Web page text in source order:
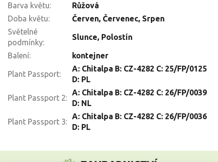
Barva květu:
Růžová
Doba květu: Červen, Červenec, Srpen
Světelné
podmínky:
Slunce, Polostín
Balení: kontejner
Plant Passport:
A: Chitalpa B: CZ-4282 C: 25/FP/0125
D: PL
Plant Passport 2:
A: Chitalpa B: CZ-4282 C: 26/FP/0039
D: NL
Plant Passport 3:
A: Chitalpa B: CZ-4282 C: 26/FP/0036
D: PL